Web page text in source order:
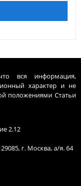
вся информация,
характер и не
положениями Статьи
2.12
г. Москва, а/я. 64